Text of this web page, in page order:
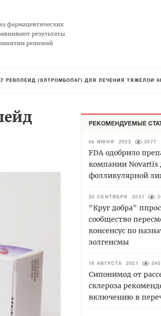
фармацевтических
результаты
решений
РЕВОЛЕЙД (ЭЛТРОМБОПАГ) ДЛЯ ЛЕЧЕНИЯ ТЯЖЕЛОЙ
РЕКОМЕНДУЕМЫЕ
08 ИЮНЯ 2022 3077
FDA одобрило
компании Novartis
фолликулярной
30 СЕНТЯБРЯ 2021
"Круг добра"
сообщество
консенсус по
золгенсмы
16 АВГУСТА 2021
Сипонимод от
склероза
включению в